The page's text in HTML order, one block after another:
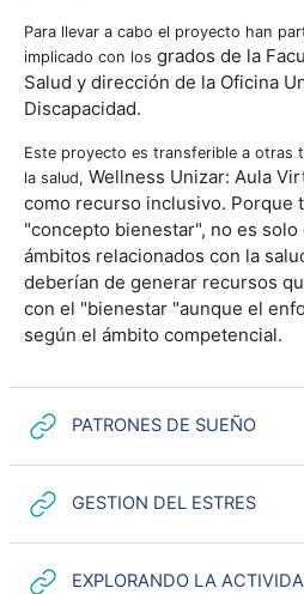
Para llevar a cabo el proyecto han
implicado con los grados de la
Salud y dirección de la Oficina
Discapacidad.
Este proyecto es transferible a otras
la salud, Wellness Unizar: Aula
como recurso inclusivo. Porque
"concepto bienestar", no es solo
ámbitos relacionados con la
deberían de generar recursos
con el "bienestar "aunque el
según el ámbito competencial.
PATRONES DE SUEÑOURL
GESTION DEL ESTRESURL
EXPLORANDO LA